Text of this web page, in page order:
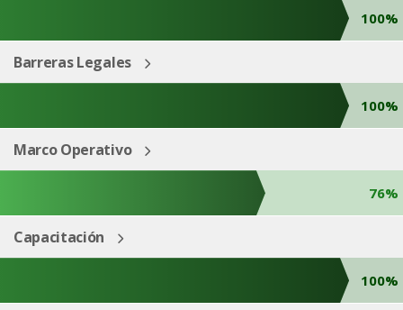
100%
Barreras Legales
100%
Marco Operativo
76%
Capacitación
100%